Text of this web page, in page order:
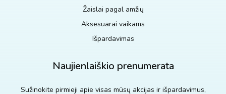
Žaislai pagal amžių
Aksesuarai vaikams
Išpardavimas
Naujienlaiškio prenumerata
Sužinokite pirmieji apie visas mūsų akcijas ir išpardavimus,